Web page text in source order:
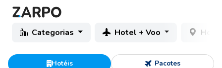
Categorias Hotel + Voo
Hotéis Pacotes